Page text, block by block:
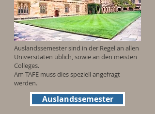
Auslandssemester sind in der Regel an allen
Universitäten üblich, sowie an den meisten
Colleges.
Am TAFE muss dies speziell angefragt
werden.
Auslandssemester